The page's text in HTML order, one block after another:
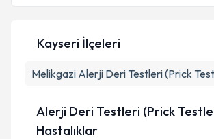
Kişisel verilerimin işlenmesine ilişkin
kapsamda işlenmesini kabul
Takvim Talebini
Kayseri İlçeleri
Melikgazi Alerji Deri Testleri (Prick
Alerji Deri Testleri (Prick
Hastalıklar